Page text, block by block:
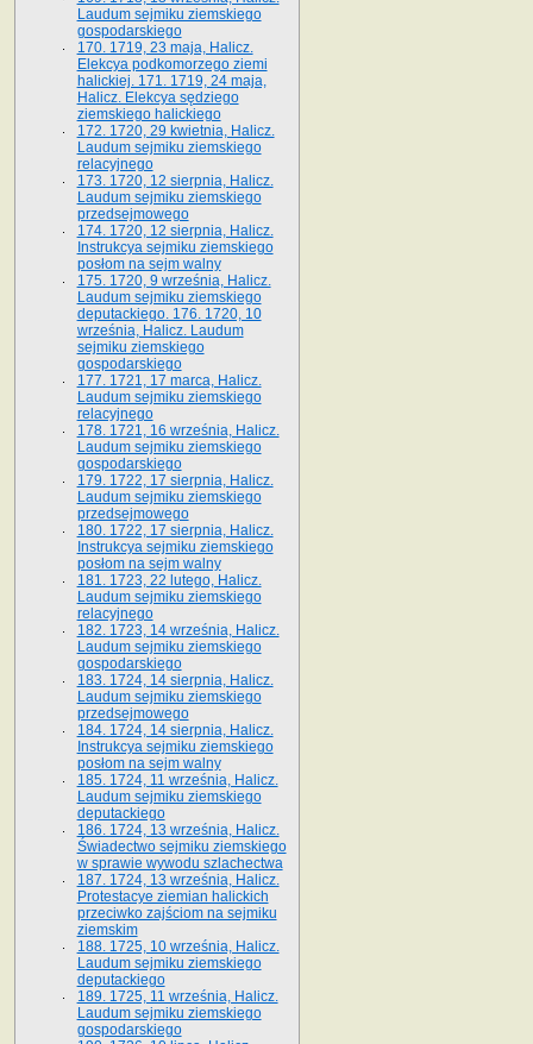
Laudum sejmiku ziemskiego
gospodarskiego
170. 1719, 23 maja, Halicz.
Elekcya podkomorzego ziemi
halickiej. 171. 1719, 24 maja,
Halicz. Elekcya sędziego
ziemskiego halickiego
172. 1720, 29 kwietnia, Halicz.
Laudum sejmiku ziemskiego
relacyjnego
173. 1720, 12 sierpnia, Halicz.
Laudum sejmiku ziemskiego
przedsejmowego
174. 1720, 12 sierpnia, Halicz.
Instrukcya sejmiku ziemskiego
posłom na sejm walny
175. 1720, 9 września, Halicz.
Laudum sejmiku ziemskiego
deputackiego. 176. 1720, 10
września, Halicz. Laudum
sejmiku ziemskiego
gospodarskiego
177. 1721, 17 marca, Halicz.
Laudum sejmiku ziemskiego
relacyjnego
178. 1721, 16 września, Halicz.
Laudum sejmiku ziemskiego
gospodarskiego
179. 1722, 17 sierpnia, Halicz.
Laudum sejmiku ziemskiego
przedsejmowego
180. 1722, 17 sierpnia, Halicz.
Instrukcya sejmiku ziemskiego
posłom na sejm walny
181. 1723, 22 lutego, Halicz.
Laudum sejmiku ziemskiego
relacyjnego
182. 1723, 14 września, Halicz.
Laudum sejmiku ziemskiego
gospodarskiego
183. 1724, 14 sierpnia, Halicz.
Laudum sejmiku ziemskiego
przedsejmowego
184. 1724, 14 sierpnia, Halicz.
Instrukcya sejmiku ziemskiego
posłom na sejm walny
185. 1724, 11 września, Halicz.
Laudum sejmiku ziemskiego
deputackiego
186. 1724, 13 września, Halicz.
Świadectwo sejmiku ziemskiego
w sprawie wywodu szlachectwa
187. 1724, 13 września, Halicz.
Protestacye ziemian halickich
przeciwko zajściom na sejmiku
ziemskim
188. 1725, 10 września, Halicz.
Laudum sejmiku ziemskiego
deputackiego
189. 1725, 11 września, Halicz.
Laudum sejmiku ziemskiego
gospodarskiego